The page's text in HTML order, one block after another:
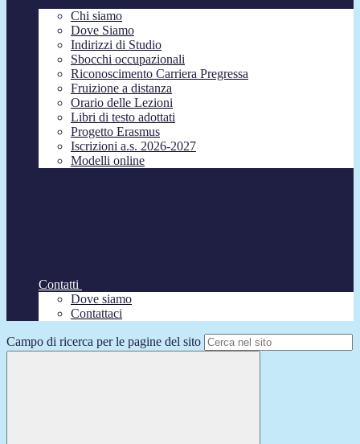
Chi siamo
Dove Siamo
Indirizzi di Studio
Sbocchi occupazionali
Riconoscimento Carriera Pregressa
Fruizione a distanza
Orario delle Lezioni
Libri di testo adottati
Progetto Erasmus
Iscrizioni a.s. 2026-2027
Modelli online
Contatti
Dove siamo
Contattaci
Campo di ricerca per le pagine del sito